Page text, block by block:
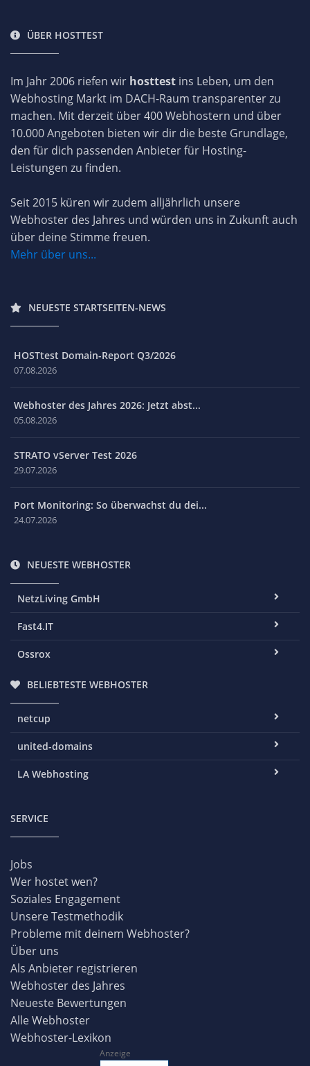
ÜBER HOSTTEST
Im Jahr 2006 riefen wir hosttest ins Leben, um den
Webhosting Markt im DACH-Raum transparenter zu
machen. Mit derzeit über 400 Webhostern und über
10.000 Angeboten bieten wir dir die beste Grundlage,
den für dich passenden Anbieter für Hosting-
Leistungen zu finden.
Seit 2015 küren wir zudem alljährlich unsere
Webhoster des Jahres und würden uns in Zukunft auch
über deine Stimme freuen.
Mehr über uns...
NEUESTE STARTSEITEN-NEWS
HOSTtest Domain-Report Q3/2026
07.08.2026
Webhoster des Jahres 2026: Jetzt abst...
05.08.2026
STRATO vServer Test 2026
29.07.2026
Port Monitoring: So überwachst du dei...
24.07.2026
NEUESTE WEBHOSTER
NetzLiving GmbH
Fast4.IT
Ossrox
BELIEBTESTE WEBHOSTER
netcup
united-domains
LA Webhosting
SERVICE
Jobs
Wer hostet wen?
Soziales Engagement
Unsere Testmethodik
Probleme mit deinem Webhoster?
Über uns
Als Anbieter registrieren
Webhoster des Jahres
Neueste Bewertungen
Alle Webhoster
Webhoster-Lexikon
Anzeige